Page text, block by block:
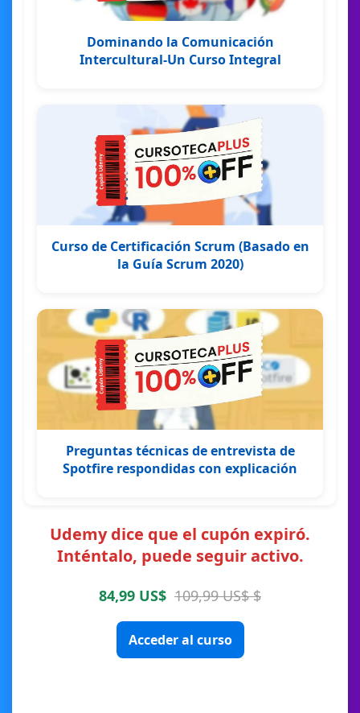
Dominando la Comunicación
Intercultural-Un Curso Integral
Curso de Certificación Scrum (Basado en
la Guía Scrum 2020)
Preguntas técnicas de entrevista de
Spotfire respondidas con explicación
Udemy dice que el cupón expiró.
Inténtalo, puede seguir activo.
84,99 US$ 109,99 US$ $
Acceder al curso